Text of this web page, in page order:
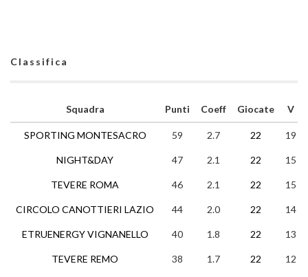
Classifica
Squadra
SPORTING MONTESACRO
NIGHT&DAY
TEVERE ROMA
CIRCOLO CANOTTIERI LAZIO
ETRUENERGY VIGNANELLO
TEVERE REMO
Punti Coeff Giocate V
59 2.7 22 19
47 2.1 22 15
46 2.1 22 15
44 2.0 22 14
40 1.8 22 13
38 1.7 22 12